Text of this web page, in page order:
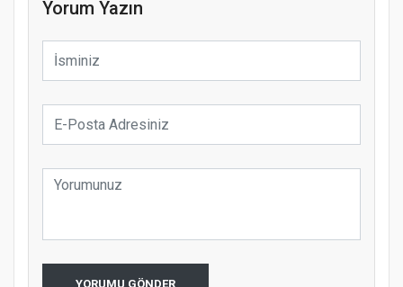
Yorum Yazın
YORUMU GÖNDER